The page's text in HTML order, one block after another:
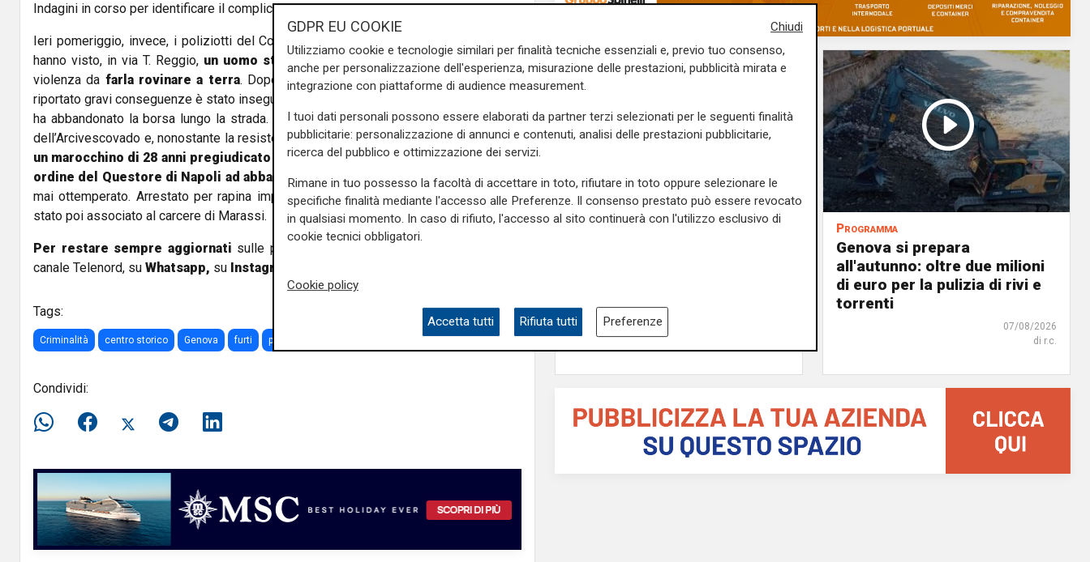
Indagini in corso per identificare il complice.
Ieri pomeriggio, invece, i poliziotti del Commissariato Centro, impiegati in abiti civili
hanno visto, in via T. Reggio, un uomo strappare la borsa ad una donna
, con tale
violenza da farla rovinare a terra. Dopo aver accertato che la vittima non avesse
riportato gravi conseguenze è stato inseguito il rapinatore che, per guadagnare la fuga,
ha abbandonato la borsa lungo la strada. L’uomo è stato raggiunto dopo poco in Via
dell’Arcivescovado e, nonostante la resistenza opposta, è stato bloccato. Si tratta di
un marocchino di 28 anni pregiudicato per lo stesso reato e destinatario di un
ordine del Questore di Napoli ad abbandonate il territorio italiano, a cui non ha
mai ottemperato. Arrestato per rapina impropria e resistenza a Pubblico Ufficiale, è
stato poi associato al carcere di Marassi.
Per restare sempre aggiornati sulle principali notizie sulla Liguria seguiteci sul
canale Telenord, su Whatsapp, su Instagram
Tags:
Criminalità centro storico Genova furti polizia
Condividi:
il fresco
Programma
Genova si prepara
all'autunno: oltre due milioni
di euro per la pulizia di rivi e
torrenti
07/08/2026
di r.c.
Chiudi
GDPR EU COOKIE
Utilizziamo cookie e tecnologie similari per finalità tecniche essenziali e, previo tuo consenso,
anche per personalizzazione dell'esperienza, misurazione delle prestazioni, pubblicità mirata e
integrazione con piattaforme di audience measurement.
I tuoi dati personali possono essere elaborati da partner terzi selezionati per le seguenti finalità
pubblicitarie: personalizzazione di annunci e contenuti, analisi delle prestazioni pubblicitarie,
ricerca del pubblico e ottimizzazione dei servizi.
Rimane in tuo possesso la facoltà di accettare in toto, rifiutare in toto oppure selezionare le
specifiche finalità mediante l'accesso alle Preferenze. Il consenso prestato può essere revocato
in qualsiasi momento. In caso di rifiuto, l'accesso al sito continuerà con l'utilizzo esclusivo di
cookie tecnici obbligatori.
Cookie policy
Accetta tutti Rifiuta tutti Preferenze